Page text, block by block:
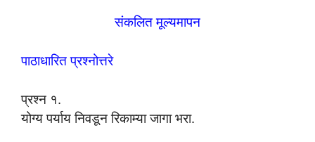
संकलित मूल्यमापन
पाठाधारित प्रश्नोत्तरे
प्रश्न १.
योग्य पर्याय निवडून रिकाम्या जागा भरा.